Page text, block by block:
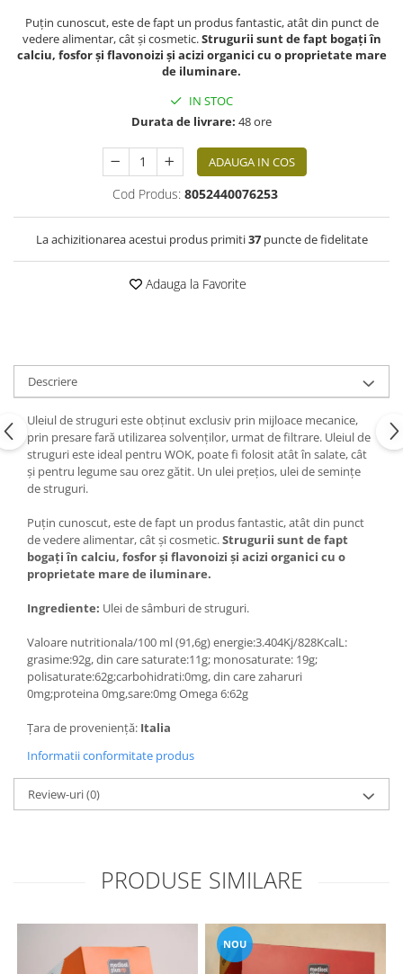
Puțin cunoscut, este de fapt un produs fantastic, atât din punct de
vedere alimentar, cât și cosmetic.Strugurii sunt de fapt bogați în
calciu, fosfor și flavonoizi și acizi organici cu o proprietate mare
de iluminare.
IN STOC
Durata de livrare: 48 ore
ADAUGA IN COS
Cod Produs: 8052440076253
La achizitionarea acestui produs primiti37puncte de fidelitate
Adauga la Favorite
Descriere
Uleiul de struguri este obținut exclusiv prin mijloace mecanice,
prin presare fară utilizarea solvenților, urmat de filtrare. Uleiul de
struguri este ideal pentru WOK, poate fi folosit atât în salate, cât
și pentru legume sau orez gătit. Un ulei prețios, ulei de semințe
de struguri.
Puțin cunoscut, este de fapt un produs fantastic, atât din punct
de vedere alimentar, cât și cosmetic.Strugurii sunt de fapt
bogați în calciu, fosfor și flavonoizi și acizi organici cu o
proprietate mare de iluminare.
Ingrediente: Ulei de sâmburi de struguri.
Valoare nutritionala/100 ml (91,6g) energie:3.404Kj/828KcalL:
grasime:92g, din care saturate:11g; monosaturate: 19g;
polisaturate:62g;carbohidrati:0mg, din care zaharuri
0mg;proteina 0mg,sare:0mg Omega 6:62g
Țara de proveniență: Italia
Informatii conformitate produs
Review-uri(0)
PRODUSE SIMILARE
NOU